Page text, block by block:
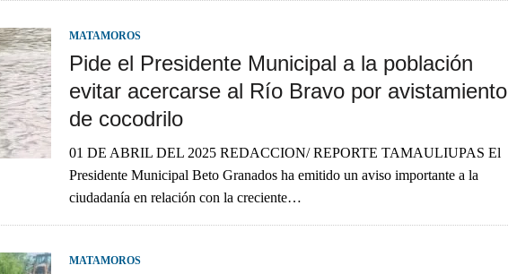
MATAMOROS
Pide el Presidente Municipal a la población
evitar acercarse al Río Bravo por avistamiento
de cocodrilo
01 DE ABRIL DEL 2025 REDACCION/ REPORTE TAMAULIUPAS El
Presidente Municipal Beto Granados ha emitido un aviso importante a la
ciudadanía en relación con la creciente…
MATAMOROS